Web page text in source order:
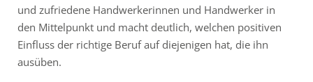
und zufriedene Handwerkerinnen und Handwerker in
den Mittelpunkt und macht deutlich, welchen positiven
Einfluss der richtige Beruf auf diejenigen hat, die ihn
ausüben.